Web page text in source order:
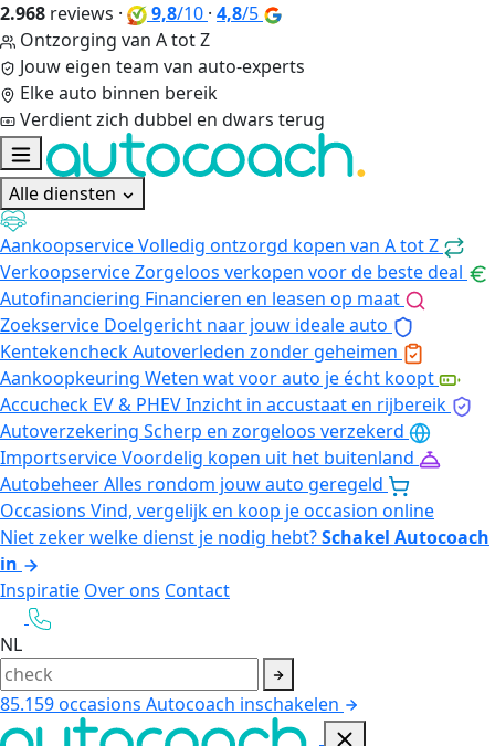
2.968 reviews · 9,8/10 · 4,8/5
Ontzorging van A tot Z
Jouw eigen team van auto-experts
Elke auto binnen bereik
Verdient zich dubbel en dwars terug
Alle diensten
AankoopserviceVolledig ontzorgd kopen van A tot Z
VerkoopserviceZorgeloos verkopen voor de beste deal
Autofinanciering Financieren en leasen op maat
Zoekservice Doelgericht naar jouw ideale auto
KentekencheckAutoverleden zonder geheimen
Aankoopkeuring Weten wat voor auto je écht koopt
Accucheck EV & PHEVInzicht in accustaat en rijbereik
Autoverzekering Scherp en zorgeloos verzekerd
ImportserviceVoordelig kopen uit het buitenland
AutobeheerAlles rondom jouw auto geregeld
Occasions Vind, vergelijk en koop je occasion online
Niet zeker welke dienst je nodig hebt?Schakel Autocoach
in
Inspiratie Over ons Contact
NL
85.159occasions Autocoach inschakelen